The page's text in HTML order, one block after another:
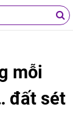
mỗi
đất sét